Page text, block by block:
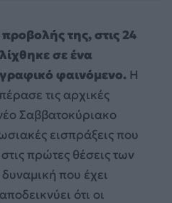
της, στις 24
σε ένα
φαινόμενο. Η
τις αρχικές
Σαββατοκύριακο
εισπράξεις που
πρώτες θέσεις των
που έχει
ότι οι